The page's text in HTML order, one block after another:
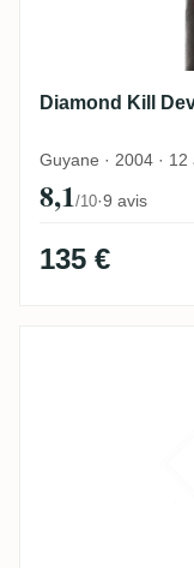
Diamond Kill
Guyane · 2004 · 12
8,1/10·9 avis
135 €